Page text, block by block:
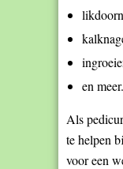
en meer.
Als
te helpen
voor een